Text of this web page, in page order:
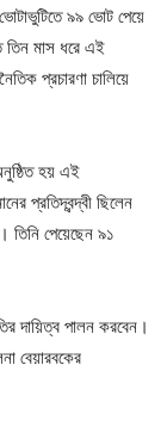
৯৯ ভোট পেয়ে
তিন মাস ধরে এই
প্রচারণা চালিয়ে
হয় এই
প্রতিদ্বন্দ্বী ছিলেন
তিনি পেয়েছেন ৯১
দায়িত্ব পালন করবেন।
বেয়ারবকের